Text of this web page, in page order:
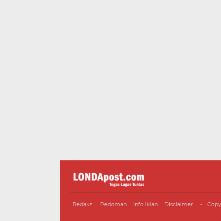
Redaksi Pedoman Info Iklan Disclaimer